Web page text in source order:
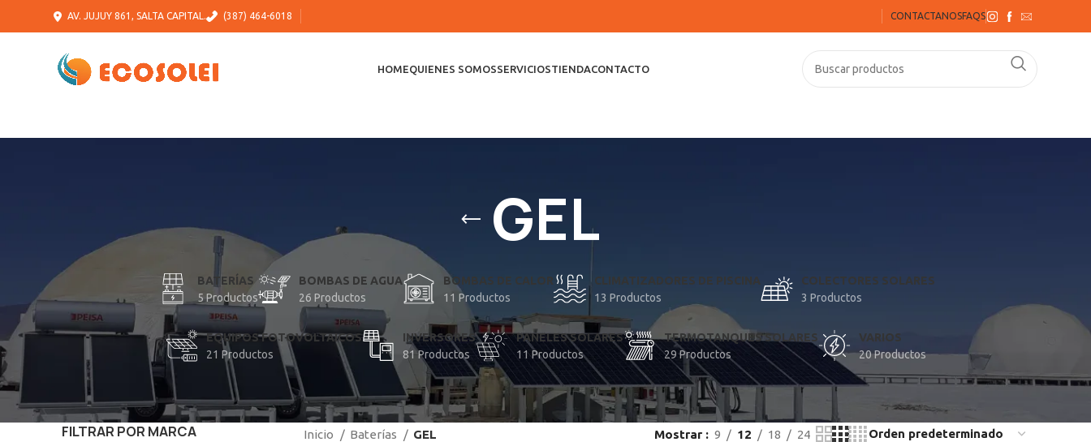
AV. JUJUY 861, SALTA CAPITAL. (387) 464-6018 CONTACTANOSFAQS
HOMEQUIENES SOMOSSERVICIOSTIENDACONTACTO
GEL
BATERÍAS
5 Productos
BOMBAS DE AGUA
26 Productos
BOMBAS DE CALOR
11 Productos
CLIMATIZADORES DE PISCINA
13 Productos
COLECTORES SOLARES
3 Productos
EQUIPOS FOTOVOLTAICOS
21 Productos
INVERSORES
81 Productos
PANELES SOLARES
11 Productos
TERMOTANQUES SOLARES
29 Productos
VARIOS
20 Productos
FILTRAR POR MARCA Inicio Baterías GEL Mostrar 9 12 18 24